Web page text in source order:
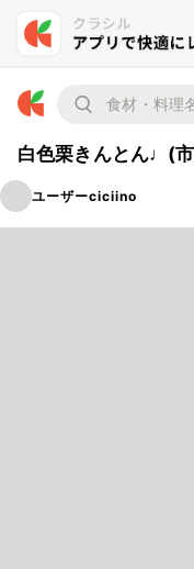
白色栗きんとん♩(
ユーザーciciino